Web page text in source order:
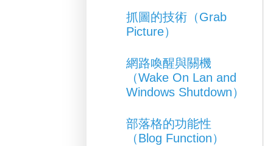
抓圖的技術（Grab
Picture）
網路喚醒與關機
（Wake On Lan and
Windows Shutdown）
部落格的功能性
（Blog Function）